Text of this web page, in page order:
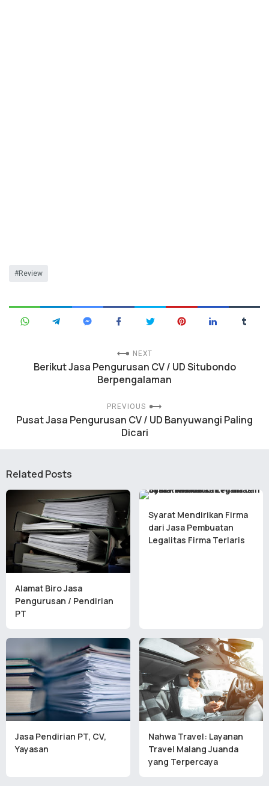
Review
NEXT
Berikut Jasa Pengurusan CV / UD Situbondo
Berpengalaman
PREVIOUS
Pusat Jasa Pengurusan CV / UD Banyuwangi Paling
Dicari
Related Posts
Alamat Biro Jasa
Pengurusan / Pendirian
PT
Syarat Mendirikan Firma
dari Jasa Pembuatan
Legalitas Firma Terlaris
Jasa Pendirian PT, CV,
Yayasan
Nahwa Travel: Layanan
Travel Malang Juanda
yang Terpercaya